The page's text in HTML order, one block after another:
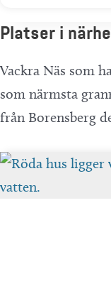
Platser i
Vackra Näs som
som närmsta
från Borensberg